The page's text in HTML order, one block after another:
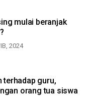
mulai beranjak
2024
terhadap guru,
orang tua siswa